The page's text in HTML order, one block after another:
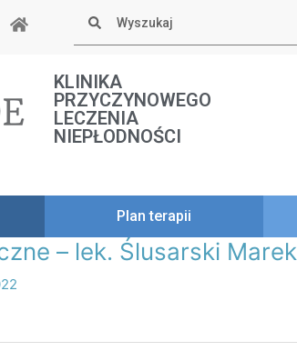
KLINIKA
PRZYCZYNOWEGO
LECZENIA
NIEPŁODNOŚCI
Plan terapii
– lek. Ślusarski Marek